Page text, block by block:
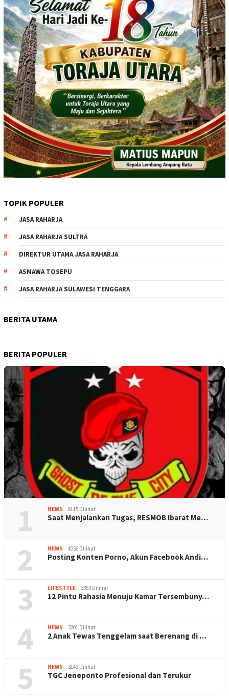
TOPIK POPULER
JASA RAHARJA
JASA RAHARJA SULTRA
DIREKTUR UTAMA JASA RAHARJA
ASMAWA TOSEPU
JASA RAHARJA SULAWESI TENGGARA
BERITA UTAMA
BERITA POPULER
1 NEWS 6115 Dilihat
Saat Menjalankan Tugas, RESMOB Ibarat Me…
2 NEWS 4056 Dilihat
Posting Konten Porno, Akun Facebook Andi…
3 LIFESTYLE 3353 Dilihat
12 Pintu Rahasia Menuju Kamar Tersembuny…
4 NEWS 3201 Dilihat
2 Anak Tewas Tenggelam saat Berenang di …
5 NEWS 3146 Dilihat
TGC Jeneponto Profesional dan Terukur